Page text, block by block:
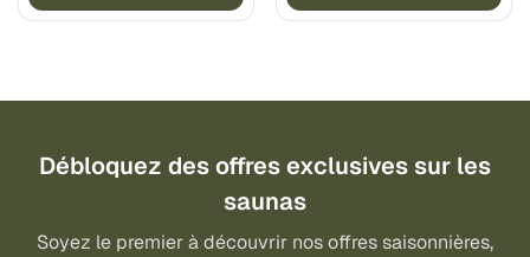
Débloquez des offres exclusives sur les
saunas
Soyez le premier à découvrir nos offres saisonnières,